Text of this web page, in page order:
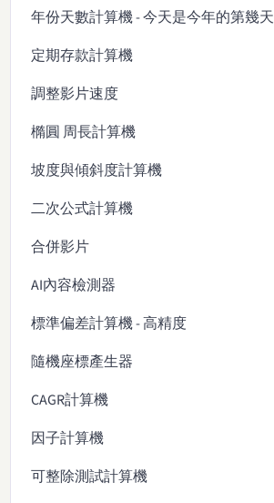
年份天數計算機 - 今天是今年的第幾天
定期存款計算機
調整影片速度
橢圓 周長計算機
坡度與傾斜度計算機
二次公式計算機
合併影片
AI內容檢測器
標準偏差計算機 - 高精度
隨機座標產生器
CAGR計算機
因子計算機
可整除測試計算機